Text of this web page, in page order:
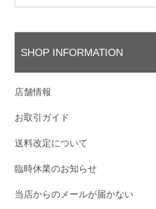
SHOP INFORMATION
店舗情報
お取引ガイド
送料改定について
臨時休業のお知らせ
当店からのメールが届かない